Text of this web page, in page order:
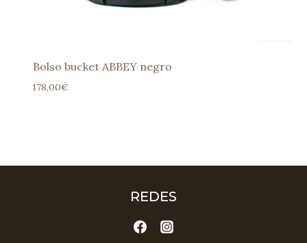
Bolso bucket ABBEY negro
178,00€
REDES